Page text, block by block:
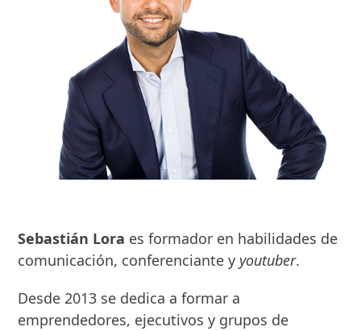
Sebastián Lora es formador en habilidades de
comunicación, conferenciante y youtuber.
Desde 2013 se dedica a formar a
emprendedores, ejecutivos y grupos de